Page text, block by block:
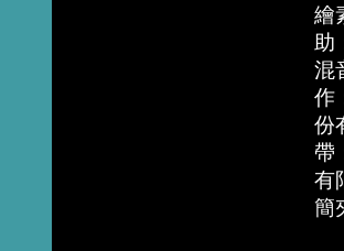
繪
助
混
作
份
帶
有
簡